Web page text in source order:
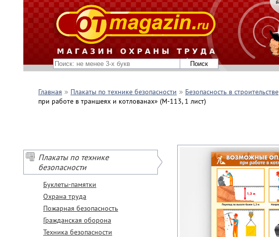
Главная Плакаты по технике безопасности Безопасность в строительстве
при работе в траншеях и котлованах» (М-113, 1 лист)
Плакаты по технике
безопасности
Буклеты-памятки
Охрана труда
Пожарная безопасность
Гражданская оборона
Техника безопасности